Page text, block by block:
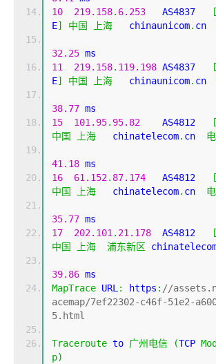
10
219.158. 6.253
   AS4837
[
E] 中国 上海
   chinaunicom
. cn
32.25 ms
11
219.158. 119.198 AS4837 [
E] 中国 上海
   chinaunicom
. cn
38.77 ms
15
101.95. 95.82
    AS4812
[
中国
上海
   chinatelecom
. cn
41.18 ms
16
61.152. 87.174
   AS4812
[
中国
上海
   chinatelecom
. cn
35.77 ms
17
202.101 . 21.178
  AS4812
[
中国
上海 浦东新区
39.86 ms
MapTrace URL : https : //
acemap/7ef22302-c46f-51e2-
5.html
Traceroute to 广州电信 (TCP
p)